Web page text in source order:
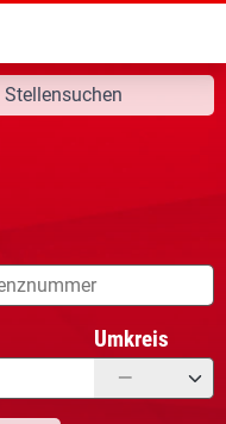
Stellensuchen
Umkreis
—